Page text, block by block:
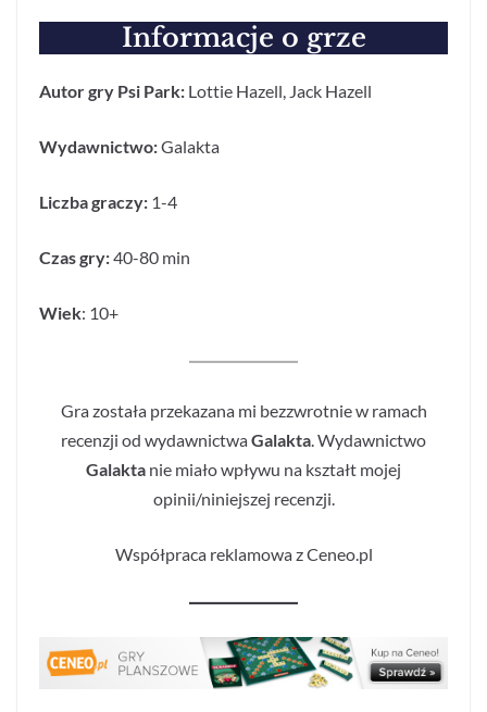
Informacje o grze
Autor gry Psi Park: Lottie Hazell, Jack Hazell
Wydawnictwo:Galakta
Liczba graczy: 1-4
Czas gry:40-80 min
Wiek: 10+
Gra została przekazana mi bezzwrotnie w ramach
recenzji od wydawnictwaGalakta. Wydawnictwo
Galakta nie miało wpływu na kształt mojej
opinii/niniejszej recenzji.
Współpraca reklamowa z Ceneo.pl